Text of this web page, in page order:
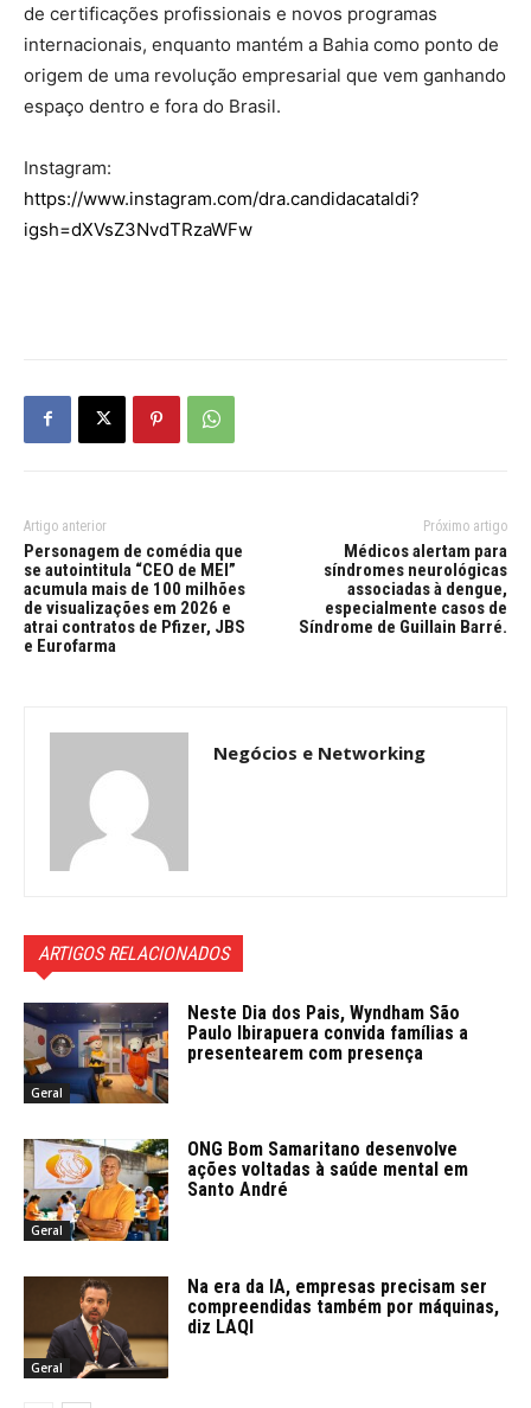
de certificações profissionais e novos programas
internacionais, enquanto mantém a Bahia como ponto de
origem de uma revolução empresarial que vem ganhando
espaço dentro e fora do Brasil.
Instagram:
https://www.instagram.com/dra.candidacataldi?
igsh=dXVsZ3NvdTRzaWFw
Artigo anterior
Personagem de comédia que
se autointitula “CEO de MEI”
acumula mais de 100 milhões
de visualizações em 2026 e
atrai contratos de Pfizer, JBS
e Eurofarma
Próximo artigo
Médicos alertam para
síndromes neurológicas
associadas à dengue,
especialmente casos de
Síndrome de Guillain Barré.
Negócios e Networking
ARTIGOS RELACIONADOS
Geral
Neste Dia dos Pais, Wyndham São
Paulo Ibirapuera convida famílias a
presentearem com presença
Geral
ONG Bom Samaritano desenvolve
ações voltadas à saúde mental em
Santo André
Geral
Na era da IA, empresas precisam ser
compreendidas também por máquinas,
diz LAQI